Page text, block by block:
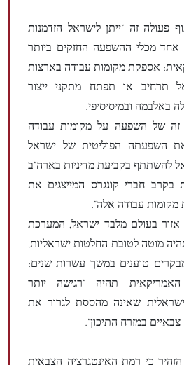
פעולה זה "ייתן לישראל הזדמנות
מכלי ההשפעה החזקים ביותר
אספקת מקומות עבודה בארצות
תרחיב או תפתח מתקני ייצור
באלבמה ובמיסיסיפי.
זה של השפעה על מקומות עבודה
השפעתה הפוליטית של ישראל
להשתתף בקביעת מדיניות בארה"ב
בקרב חברי קונגרס המייצגים את
מקומות עבודה אלה".
אזור בעולם מלבד ישראל, המערכת
מוטה לטובת החלטות ישראליות,
טוענים במשך עשרות שנים:
תהיה "רגישה יותר
שאינה מהססת לגרור את
במזרח התיכון".